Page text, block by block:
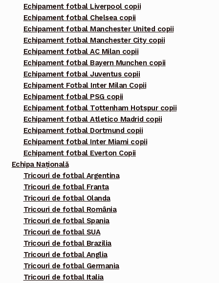
Echipament fotbal Liverpool copii
Echipament fotbal Chelsea copii
Echipament fotbal Manchester United copii
Echipament fotbal Manchester City copii
Echipament fotbal AC Milan copii
Echipament fotbal Bayern Munchen copii
Echipament fotbal Juventus copii
Echipament Fotbal Inter Milan Copii
Echipament fotbal PSG copii
Echipament fotbal Tottenham Hotspur copii
Echipament fotbal Atletico Madrid copii
Echipament fotbal Dortmund copii
Echipament fotbal Inter Miami copii
Echipament fotbal Everton Copii
Echipa Națională
Tricouri de fotbal Argentina
Tricouri de fotbal Franta
Tricouri de fotbal Olanda
Tricouri de fotbal România
Tricouri de fotbal Spania
Tricouri de fotbal SUA
Tricouri de fotbal Brazilia
Tricouri de fotbal Anglia
Tricouri de fotbal Germania
Tricouri de fotbal Italia